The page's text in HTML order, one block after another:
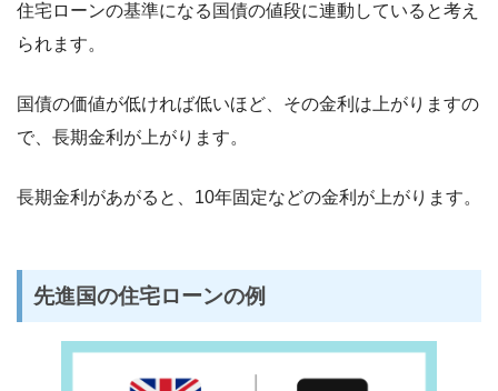
住宅ローンの基準になる国債の値段に連動していると考え
られます。
国債の価値が低ければ低いほど、その金利は上がりますの
で、長期金利が上がります。
長期金利があがると、10年固定などの金利が上がります。
先進国の住宅ローンの例